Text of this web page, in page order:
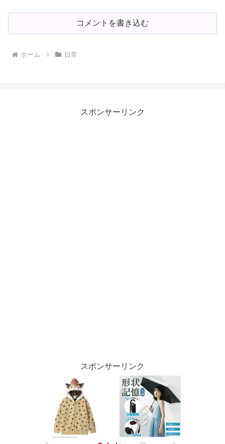
コメントを書き込む
ホーム 日常
スポンサーリンク
スポンサーリンク